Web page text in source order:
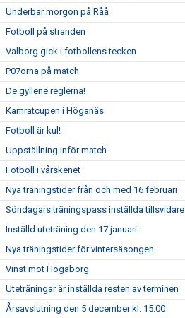
Underbar morgon på Råå
Fotboll på stranden
Valborg gick i fotbollens tecken
P07orna på match
De gyllene reglerna!
Kamratcupen i Höganäs
Fotboll är kul!
Uppställning inför match
Fotboll i vårskenet
Nya träningstider från och med 16 februari
Söndagars träningspass inställda tillsvidare
Inställd uteträning den 17 januari
Nya träningstider för vintersäsongen
Vinst mot Högaborg
Uteträningar är inställda resten av terminen
Årsavslutning den 5 december kl. 15.00